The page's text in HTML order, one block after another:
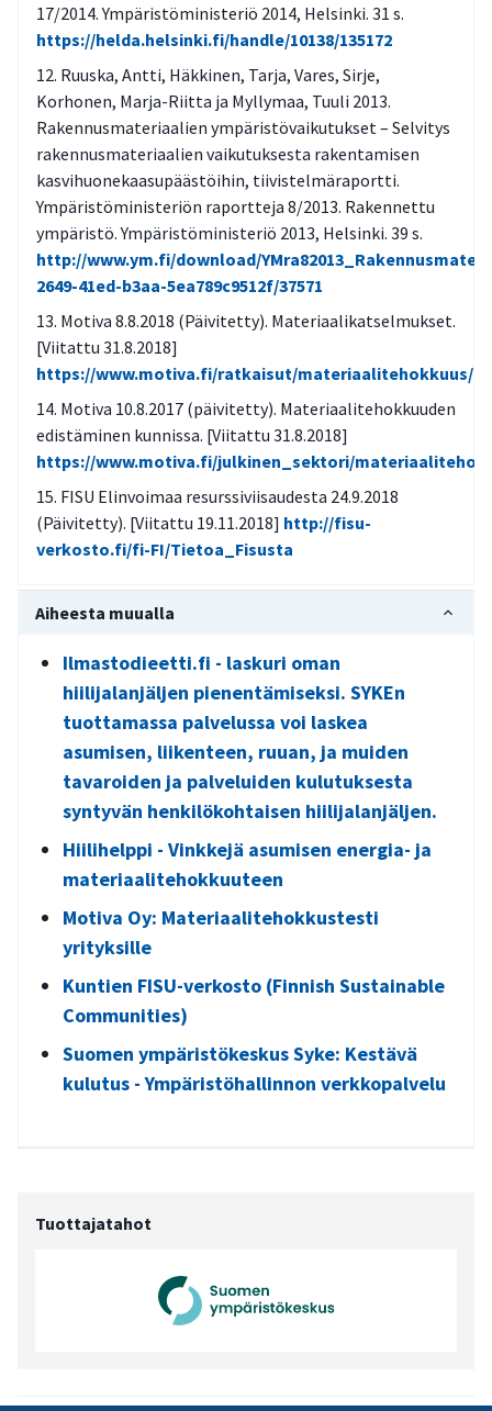
17/2014. Ympäristöministeriö 2014, Helsinki. 31 s.
https://helda.helsinki.fi/handle/10138/135172
Ruuska, Antti, Häkkinen, Tarja, Vares, Sirje,
Korhonen, Marja-Riitta ja Myllymaa, Tuuli 2013.
Rakennusmateriaalien ympäristövaikutukset – Selvitys
rakennusmateriaalien vaikutuksesta rakentamisen
kasvihuonekaasupäästöihin, tiivistelmäraportti.
Ympäristöministeriön raportteja 8/2013. Rakennettu
ympäristö. Ympäristöministeriö 2013, Helsinki. 39 s.
http://www.ym.fi/download/
2649-41ed-b3aa-5ea789c9512f/37571
Motiva 8.8.2018 (Päivitetty). Materiaalikatselmukset.
[Viitattu 31.8.2018]
https://www.motiva.fi/ratkaisut/materiaalitehokkuus/
Motiva 10.8.2017 (päivitetty). Materiaalitehokkuuden
edistäminen kunnissa. [Viitattu 31.8.2018]
https://www.motiva.fi/julkinen_sektori/
FISU Elinvoimaa resurssiviisaudesta 24.9.2018
(Päivitetty). [Viitattu 19.11.2018] http://fisu-
verkosto.fi/fi-FI/Tietoa_Fisusta
Aiheesta muualla
Ilmastodieetti.fi - laskuri oman
hiilijalanjäljen pienentämiseksi. SYKEn
tuottamassa palvelussa voi laskea
asumisen, liikenteen, ruuan, ja muiden
tavaroiden ja palveluiden kulutuksesta
syntyvän henkilökohtaisen hiilijalanjäljen.
Hiilihelppi - Vinkkejä asumisen energia- ja
materiaalitehokkuuteen
Motiva Oy: Materiaalitehokkustesti
yrityksille
Kuntien FISU-verkosto (Finnish Sustainable
Communities)
Suomen ympäristökeskus Syke: Kestävä
kulutus - Ympäristöhallinnon verkkopalvelu
Tuottajatahot